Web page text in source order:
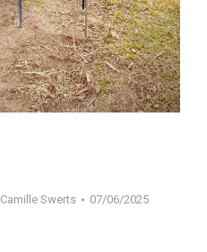
Camille Swerts 07/06/2025